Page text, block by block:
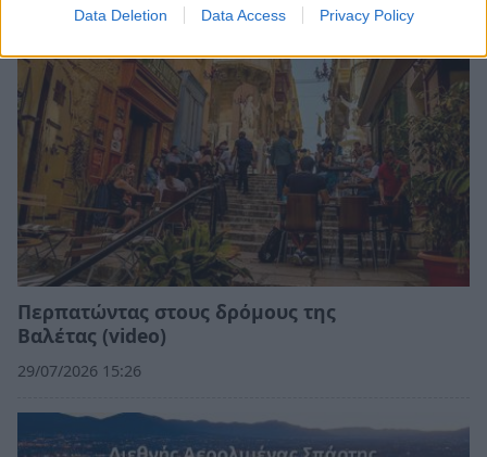
Data Deletion Data Access Privacy Policy
Περπατώντας στους δρόμους της
Βαλέτας (video)
29/07/2026 15:26